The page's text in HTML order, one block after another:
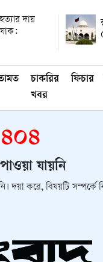
দায়
যাক:
চাকরির
খবর
ফিচার
৪০৪
যায়নি
দয়া করে, বিষয়টি সম্পর্কে